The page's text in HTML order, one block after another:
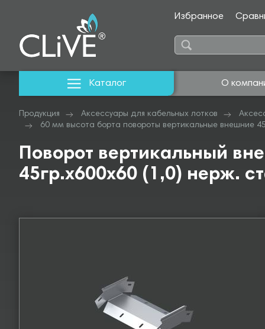
Избранное
Каталог О
Продукция Аксессуары для кабельных лотков
60 мм высота борта повороты вертикальные внешние
Поворот вертикальный
45гр.х600х60 (1,0) нерж.